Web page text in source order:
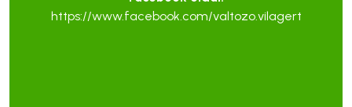
https://www.facebook.com/valtozo.vilagert